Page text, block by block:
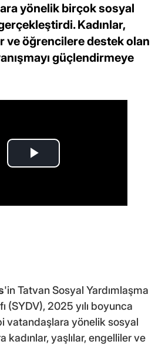
yönelik birçok sosyal
Kadınlar,
ve öğrencilere destek olan
güçlendirmeye
'in Tatvan Sosyal Yardımlaşma
(SYDV), 2025 yılı boyunca
vatandaşlara yönelik sosyal
kadınlar, yaşlılar, engelliler ve